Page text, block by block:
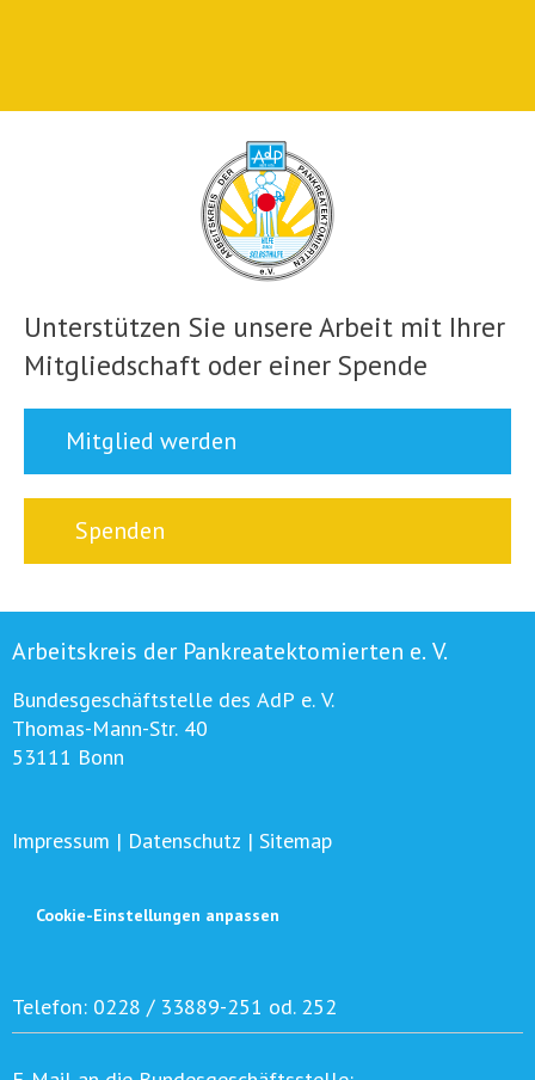
Unterstützen Sie unsere Arbeit mit Ihrer
Mitgliedschaft oder einer Spende
Mitglied werden
Spenden
Arbeitskreis der Pankreatektomierten e. V.
Bundesgeschäftstelle des AdP e. V.
Thomas-Mann-Str. 40
53111 Bonn
Impressum | Datenschutz | Sitemap
Cookie-Einstellungen anpassen
Telefon: 0228 / 33889-251 od. 252